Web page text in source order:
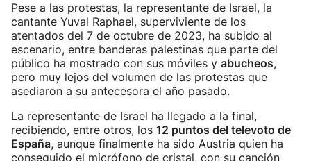
Pese a las protestas, la representante de Israel, la
cantante Yuval Raphael, superviviente de los
atentados del 7 de octubre de 2023, ha subido al
escenario, entre banderas palestinas que parte del
público ha mostrado con sus móviles y abucheos,
pero muy lejos del volumen de las protestas que
asediaron a su antecesora el año pasado.
La representante de Israel ha llegado a la final,
recibiendo, entre otros, los 12 puntos del televoto de
España, aunque finalmente ha sido Austria quien ha
conseguido el micrófono de cristal, con su canción